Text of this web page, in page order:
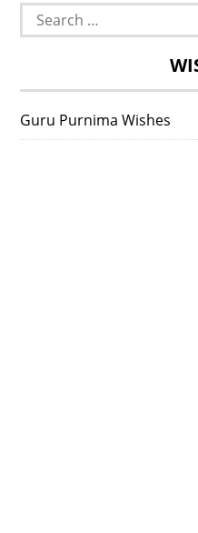
Search
for:
Guru Purnima Wishes